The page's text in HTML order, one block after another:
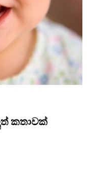
කතාවක්